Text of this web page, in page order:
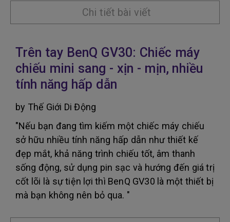
Chi tiết bài viết
Trên tay BenQ GV30: Chiếc máy
chiếu mini sang - xịn - mịn, nhiều
tính năng hấp dẫn
by Thế Giới Di Động
"Nếu bạn đang tìm kiếm một chiếc máy chiếu
sở hữu nhiều tính năng hấp dẫn như thiết kế
đẹp mắt, khả năng trình chiếu tốt, âm thanh
sống động, sử dụng pin sạc và hướng đến giá trị
cốt lõi là sự tiện lợi thì BenQ GV30 là một thiết bị
mà bạn không nên bỏ qua. "